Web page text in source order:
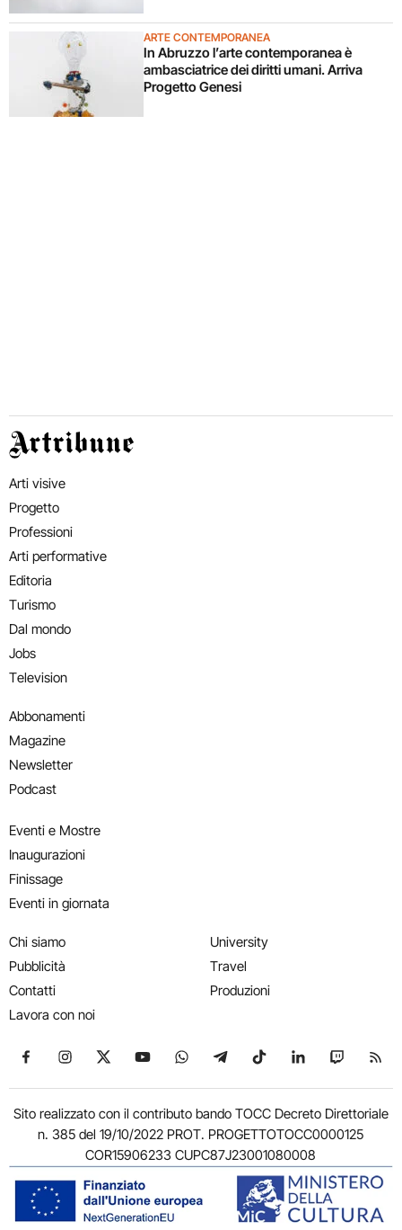
ARTE CONTEMPORANEA
In Abruzzo l’arte contemporanea è
ambasciatrice dei diritti umani. Arriva
Progetto Genesi
Artribune
Arti visive
Progetto
Professioni
Arti performative
Editoria
Turismo
Dal mondo
Jobs
Television
Abbonamenti
Magazine
Newsletter
Podcast
Eventi e Mostre
Inaugurazioni
Finissage
Eventi in giornata
Chi siamo
Pubblicità
Contatti
Lavora con noi
University
Travel
Produzioni
Seguici su Facebook
Seguici su Instagram
Seguici su X
Seguici su YouTube
Seguici su WhatsApp
Seguici su Telegram
Seguici su TikTok
Seguici su
Seguici
Sito realizzato con il contributo bando TOCC Decreto Direttoriale
n. 385 del 19/10/2022 PROT. PROGETTOTOCC0000125
COR15906233 CUPC87J23001080008